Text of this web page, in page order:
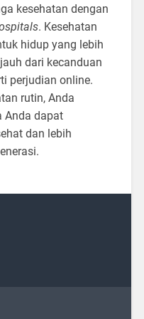
kesehatan dengan
. Kesehatan
hidup yang lebih
dari kecanduan
perjudian online.
rutin, Anda
Anda dapat
dan lebih